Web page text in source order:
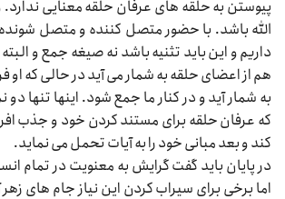
پیوستن به حلقه های عرفان حلقه معنایی
الله باشد. با حضور متصل کننده و متصل شونده
داریم و این باید تثنیه باشد نه صیغه جمع و
هم از اعضای حلقه به شمار می آید در حالی که او
به شمار آید و در کنار ما جمع شود. اینها تنها دو
که عرفان حلقه برای مستند کردن خود و جذب
کند و بعد مبانی خود را به آیات تحمل می نماید.
در پایان باید گفت گرایش به معنویت در تمام
اما برخی برای سیراب کردن این نیاز جام های زهر